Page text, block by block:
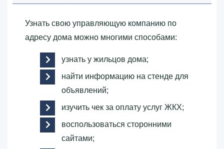
Узнать свою управляющую компанию по
адресу дома можно многими способами:
узнать у жильцов дома;
найти информацию на стенде для
объявлений;
изучить чек за оплату услуг ЖКХ;
воспользоваться сторонними
сайтами;